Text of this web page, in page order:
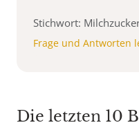
Stichwort:
Frage und Antworten
Die letzten 10